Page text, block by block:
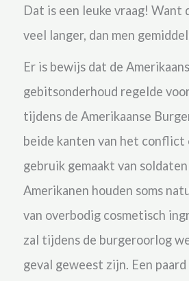
Dat is een leuke vraag!
veel langer, dan men
Er is bewijs dat de
gebitsonderhoud regelde
tijdens de Amerikaanse
beide kanten van het conflict
gebruik gemaakt van
Amerikanen houden soms
van overbodig cosmetisch
zal tijdens de burgeroorlog
geval geweest zijn. Een paard